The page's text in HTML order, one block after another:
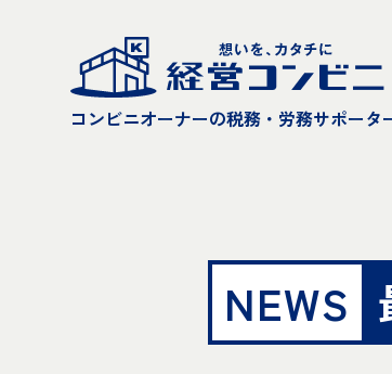
コンビニオーナーの税務・労務サポータ
NEWS